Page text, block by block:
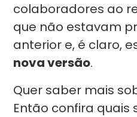
colaboradores ao
que não estavam
anterior e, é claro,
nova versão.
Quer saber mais
Então confira quais